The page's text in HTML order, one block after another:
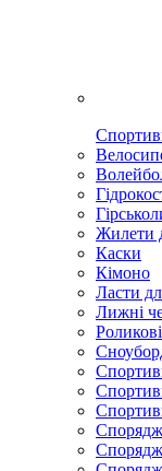
Жилети
Каски
Кімоно
Ласти
Лижні